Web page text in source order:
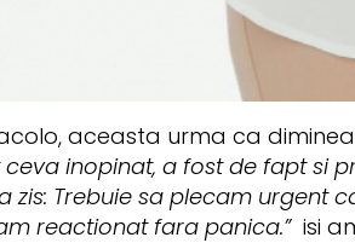
aceasta urma ca
ceva inopinat, a fost de fapt si
zis: Trebuie sa plecam urgent
reactionat fara panica.” isi